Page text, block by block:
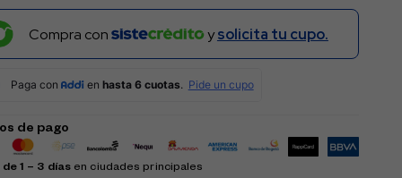
Compra con ysolicita tu cupo.
de pago
1 – 3 días en ciudades principales